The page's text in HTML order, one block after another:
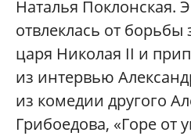
Наталья Поклонская.
отвлеклась от борьбы
царя Николая II и
из интервью
из комедии другого
Грибоедова, «Горе от